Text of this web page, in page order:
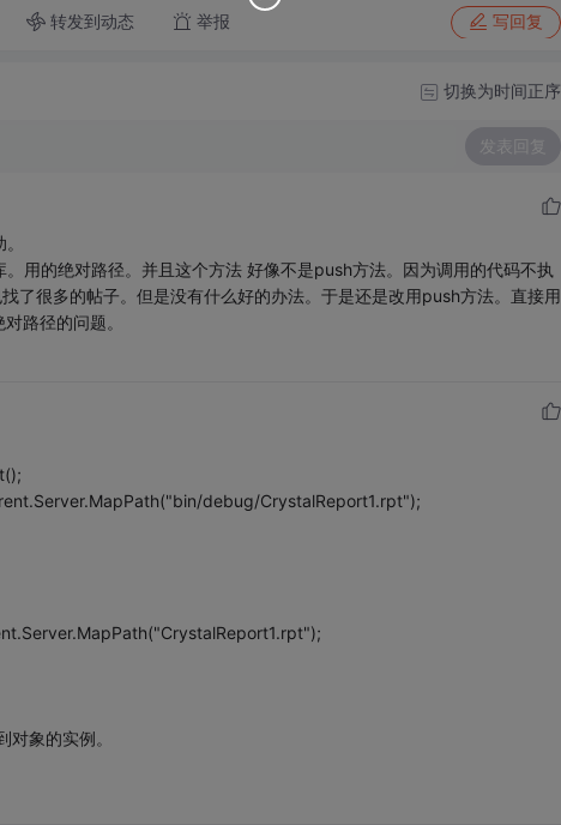
转发到动态 举报 写回复
切换为时间正序
发表回复
用的绝对路径。并且这个方法 好像不是push方法。因为调用的代码不执
了很多的帖子。但是没有什么好的办法。于是还是改用push方法。直接用
路径的问题。
debug/CrystalReport1.rpt");
象的实例。